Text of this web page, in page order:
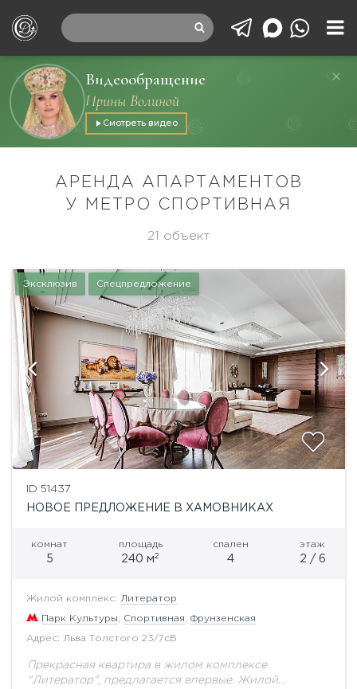
Видеообращение
Ирины Волиной
Смотреть видео
АРЕНДА АПАРТАМЕНТОВ
У МЕТРО СПОРТИВНАЯ
21 объект
Эксклюзив Спецпредложение
ID 51437
НОВОЕ ПРЕДЛОЖЕНИЕ В ХАМОВНИКАХ
комнат
5
площадь
240 м2
спален
4
этаж
2 / 6
Жилой комплекс: Литератор
Парк Культуры Спортивная Фрунзенская
Адрес: Льва Толстого 23/7сB
Прекрасная квартира в жилом комплексе
"Литератор", предлагается впервые. Жилой